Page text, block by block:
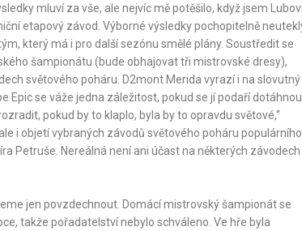
mluví za vše, ale nejvíc mě potěšilo, když jsem Lubovi
etapový závod. Výborné výsledky pochopitelně
který má i pro další sezónu smělé plány. Soustředit se
šampionátu (bude obhajovat tři mistrovské dresy),
světového poháru. D2mont Merida vyrazí i na slovutný
Epic se váže jedna záležitost, pokud se jí podaří
pokud by to klaplo, byla by to opravdu světové,“
i objetí vybraných závodů světového poháru populárního
Petruše. Nereálná není ani účast na některých závodech
jen povzdechnout. Domácí mistrovský šampionát se
takže pořadatelství nebylo schváleno. Ve hře byla